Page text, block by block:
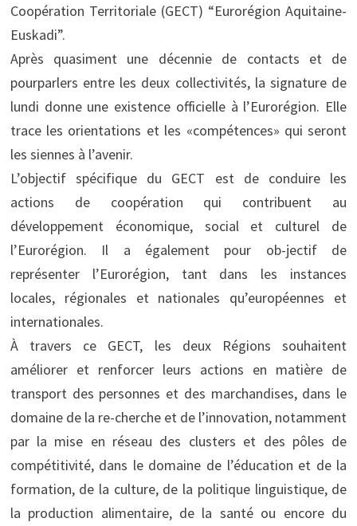
Coopération Territoriale (GECT) “Eurorégion Aquitaine-
Euskadi”.
Après quasiment une décennie de contacts et de
pourparlers entre les deux collectivités, la signature de
lundi donne une existence officielle à l’Eurorégion. Elle
trace les orientations et les «compétences» qui seront
les siennes à l’avenir.
L’objectif spécifique du GECT est de conduire les
actions de coopération qui contribuent au
développement économique, social et culturel de
l’Eurorégion. Il a également pour ob-jectif de
représenter l’Eurorégion, tant dans les instances
locales, régionales et nationales qu’européennes et
internationales.
À travers ce GECT, les deux Régions souhaitent
améliorer et renforcer leurs actions en matière de
transport des personnes et des marchandises, dans le
domaine de la re-cherche et de l’innovation, notamment
par la mise en réseau des clusters et des pôles de
compétitivité, dans le domaine de l’éducation et de la
formation, de la culture, de la politique linguistique, de
la production alimentaire, de la santé ou encore du